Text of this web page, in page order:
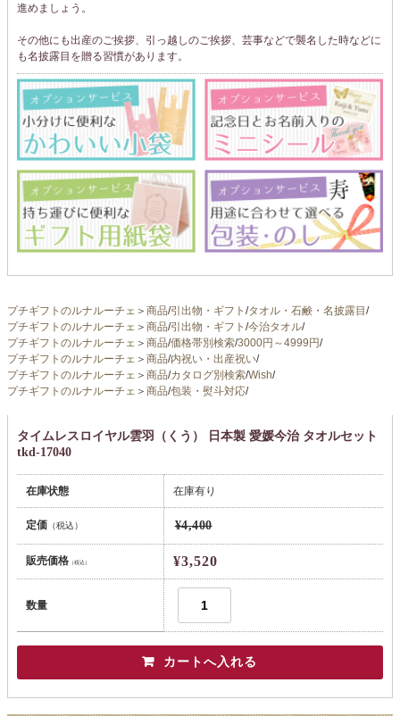
進めましょう。
その他にも出産のご挨拶、引っ越しのご挨拶、芸事などで襲名した時などに
も名披露目を贈る習慣があります。
プチギフトのルナルーチェ ＞ 商品/引出物・ギフト /タオル・石鹸・名披露目/
プチギフトのルナルーチェ ＞ 商品/引出物・ギフト /今治タオル/
プチギフトのルナルーチェ ＞ 商品/価格帯別検索/3000円～4999円/
プチギフトのルナルーチェ ＞ 商品/内祝い・出産祝い/
プチギフトのルナルーチェ ＞ 商品/カタログ別検索/Wish/
プチギフトのルナルーチェ ＞ 商品/包装・熨斗対応/
タイムレスロイヤル雲羽（くう） 日本製 愛媛今治 タオルセット
tkd-17040
在庫状態 在庫有り
定価（税込） ¥4,400
販売価格（税込） ¥3,520
数量